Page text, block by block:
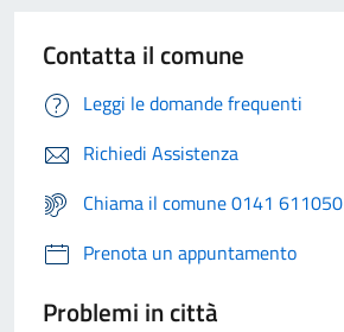
Contatta il comune
Leggi le domande frequenti
Richiedi Assistenza
Chiama il comune 0141 611050
Prenota un appuntamento
Problemi in città